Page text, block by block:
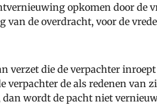
opkomen door de
de overdracht, voor de
verzet die de verpachter
de als redenen van
wordt de pacht niet